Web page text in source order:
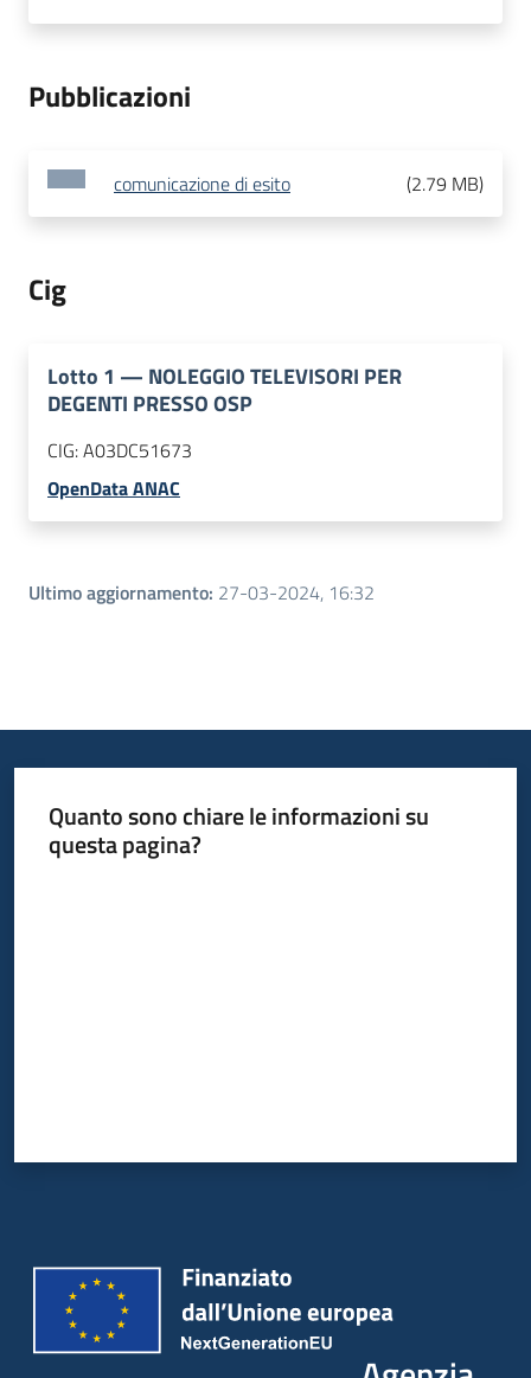
Pubblicazioni
comunicazione di esito (2.79 MB)
Cig
Lotto 1 — NOLEGGIO TELEVISORI PER
DEGENTI PRESSO OSP
CIG:A03DC51673
OpenData ANAC
Ultimo aggiornamento: 27-03-2024, 16:32
Quanto sono chiare le informazioni su
questa pagina?